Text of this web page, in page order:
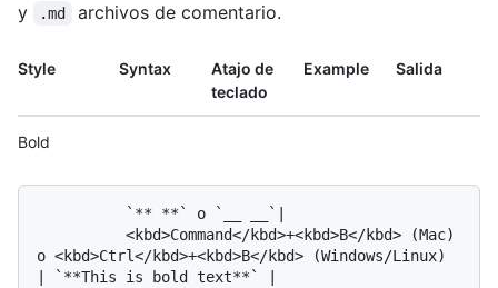
y
.md archivos de comentario.
Style Syntax
Atajo de
teclado
Example Salida
Bold
o <kbd>Ctrl</kbd>+<kbd>B</kbd> (Windows/Linux)
| `**This is bold text**` |